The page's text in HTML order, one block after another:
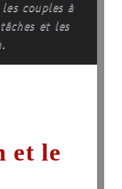
couples à
et les
et le